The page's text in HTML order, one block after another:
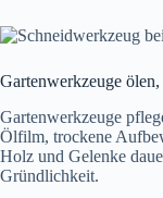
Gartenwerkzeuge
Gartenwerkzeuge
Ölfilm, trockene
Holz und Gelenke
Gründlichkeit.